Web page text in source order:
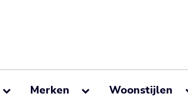
Merken Woonstijlen